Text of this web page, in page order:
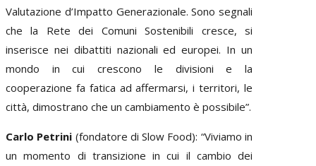
Valutazione d’Impatto Generazionale. Sono segnali
che la Rete dei Comuni Sostenibili cresce, si
inserisce nei dibattiti nazionali ed europei. In un
mondo in cui crescono le divisioni e la
cooperazione fa fatica ad affermarsi, i territori, le
città, dimostrano che un cambiamento è possibile”.
Carlo Petrini (fondatore di Slow Food): “Viviamo in
un momento di transizione in cui il cambio dei